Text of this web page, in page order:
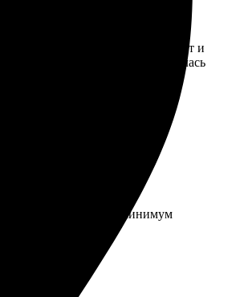
Процесс оформления прост и
привёз. В целом, осталась
что процесс занимал минимум